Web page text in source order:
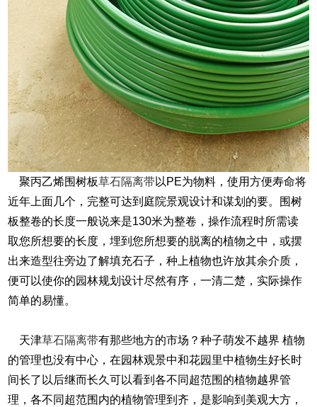
聚丙乙烯围树板草石隔离带以PE为物料，使用方便寿命将
近年上面几个，完整可达到庭院景观设计和谋划的要。围树
板整卷的长度一般说来是130米为整卷，操作流程时所需读
取您所想要的长度，埋到您所想要的脱离的植物之中，或摆
出来造型往旁边了解填充石子，种上植物也许放其余介质，
便可以使你的园林规划设计尽然有序，一清二楚，实际操作
简单的易懂。
天津草石隔离带有那些地方的市场？种子萌发不越界 植物
的管理也没有中心，在园林观景中和花园里中植物生好长时
间长了以后继而长久可以看到各不同超范围的植物越界管
理，各不同超范围内的植物管理到齐，是影响到美观大方，